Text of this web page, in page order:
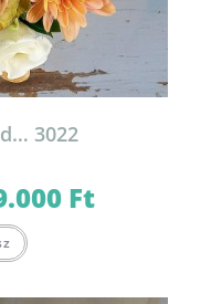
3022
Ft21.000 Ft
a
variációja